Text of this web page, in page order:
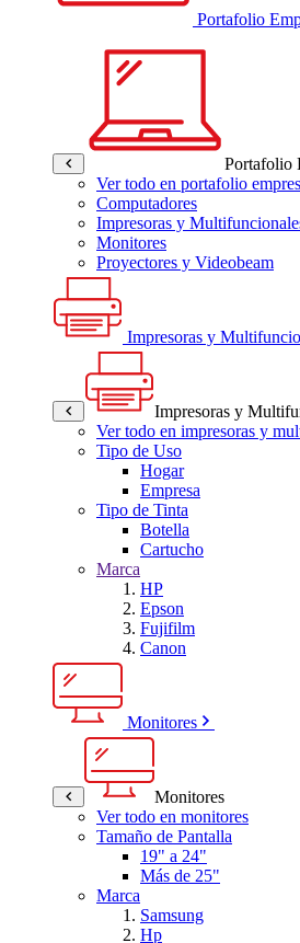
Portafolio
Portafolio
Ver todo en portafolio
Computadores
Impresoras y
Monitores
Proyectores y Videobeam
Impresoras y
Impresoras y
Ver todo en impresoras y
Tipo de Uso
Hogar
Empresa
Tipo de Tinta
Botella
Cartucho
Marca
HP
Epson
Fujifilm
Canon
Monitores
Monitores
Ver todo en monitores
Tamaño de Pantalla
19" a 24"
Más de 25"
Marca
Samsung
Hp